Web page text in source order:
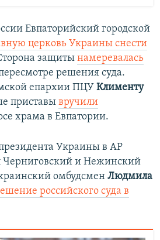
Евпаторийский городской
церковь Украины снести
защиты намеревалась
решения суда.
епархии ПЦУ Клименту
приставы вручили
храма в Евпатории.
Украины в АР
и Нежинский
омбудсмен Людмила
российского суда в